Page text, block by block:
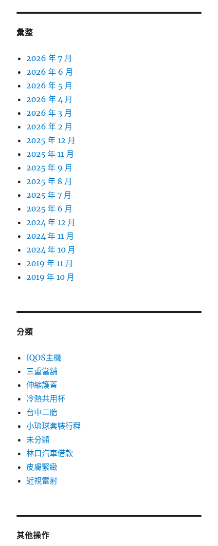
彙整
2026 年 7 月
2026 年 6 月
2026 年 5 月
2026 年 4 月
2026 年 3 月
2026 年 2 月
2025 年 12 月
2025 年 11 月
2025 年 9 月
2025 年 8 月
2025 年 7 月
2025 年 6 月
2024 年 12 月
2024 年 11 月
2024 年 10 月
2019 年 11 月
2019 年 10 月
分類
IQOS主機
三重當舖
伸縮護蓋
冷熱共用杯
台中二胎
小琉球套裝行程
未分類
林口汽車借款
皮膚緊緻
近視雷射
其他操作